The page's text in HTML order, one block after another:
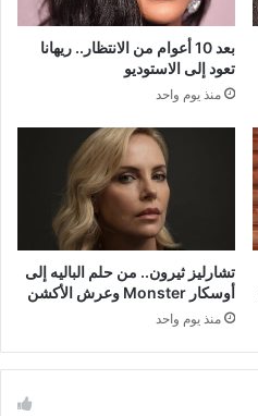
بعد 10 أعوام من الانتظار.. ريهانا
تعود إلى الاستوديو
منذ يوم واحد
تشارليز ثيرون.. من حلم الباليه إلى
أوسكار Monster وعرش الأكشن
منذ يوم واحد